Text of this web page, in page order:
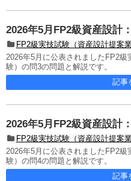
2026年5月FP2級資産設計
FP2級実技試験（資産設計提案
2026年5月に公表されましたFP2
験）の問3の問題と解説です。
記事
2026年5月FP2級資産設計
FP2級実技試験（資産設計提案
2026年5月に公表されましたFP2
験）の問4の問題と解説です。
記事